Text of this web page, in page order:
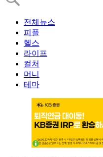
전체뉴스
피플
헬스
라이프
컬처
머니
테마